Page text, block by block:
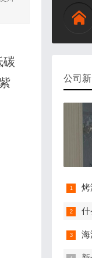
碳
成
都
钢
化
玻
璃
厂
公司
烤
什
海